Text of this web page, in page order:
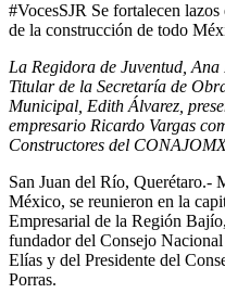
#VocesSJR Se fortalecen
de la construcción de todo
La Regidora de Juventud,
Titular de la Secretaría de
Municipal, Edith Álvarez,
empresario Ricardo Vargas
Constructores del
San Juan del Río, Querétaro.-
México, se reunieron en la
Empresarial de la Región
fundador del Consejo
Elías y del Presidente del
Porras.